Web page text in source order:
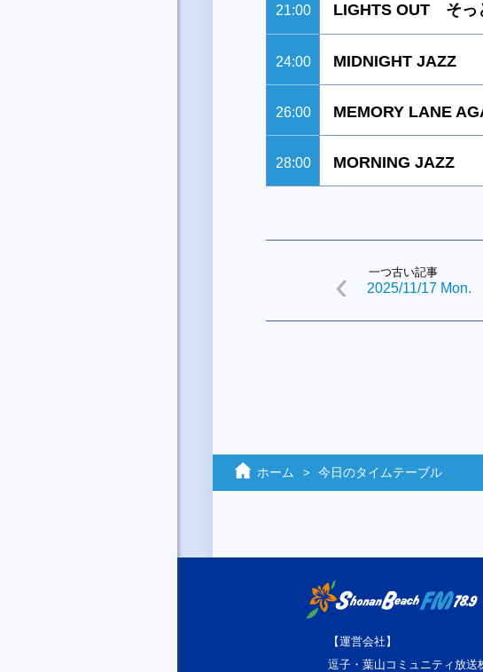
21:00 LIGHTS OUT そっ
24:00 MIDNIGHT JAZZ
26:00 MEMORY LANE
28:00 MORNING JAZZ
一つ古い記事
2025/11/17 Mon.
ホーム 今日のタイムテーブル
【運営会社】
逗子・葉山コミュニティ放送